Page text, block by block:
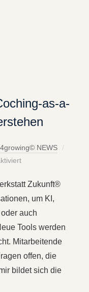
as-a-
NEWS
Zukunft®
um KI,
auch
Tools werden
Mitarbeitende
offen, die
bildet sich die